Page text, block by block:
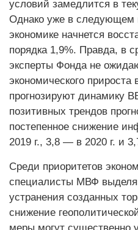
условий замедлится в
Однако уже в следующем
экономике начнется
порядка 1,9%. Правда, в
эксперты Фонда не
экономического прироста
прогнозируют динамику
позитивных трендов
постепенное снижение
2019 г., 3,8 — в 2020 г. и
Среди приоритетов
специалисты МВФ
устранения созданных
снижение